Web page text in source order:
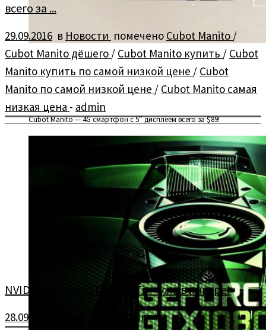
Cubot Manito — 4G смартфон с 5″ дисплеем всего за $89!
всего за ...
29.09.2016 в Новости помечено Cubot Manito /
Cubot Manito дёшего / Cubot Manito купить / Cubot
Manito купить по самой низкой цене / Cubot
Manito по самой низкой цене / Cubot Manito самая
низкая цена - admin
NVIDIA GeForce GTX 1080 Ti — уже в январе!
28.09.2016 admin